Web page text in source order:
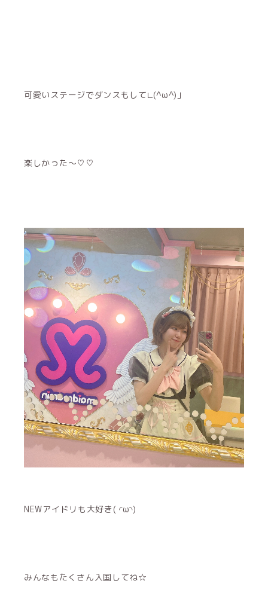
可愛いステージでダンスもして∟(^ω^)」
楽しかった〜♡♡
NEWアイドリも大好き( ◜ω◝)
みんなもたくさん入国してね☆